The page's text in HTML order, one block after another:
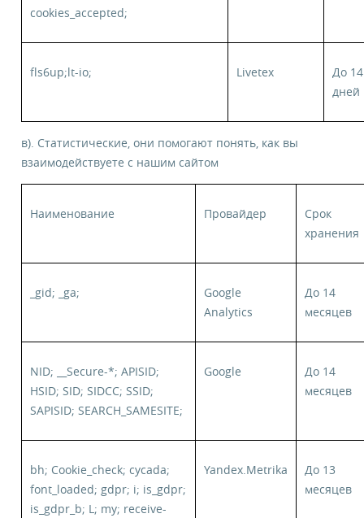
cookies_accepted;
fls6up;lt-io; Livetex
До 14
дней
в). Статистические, они помогают понять, как вы
взаимодействуете с нашим сайтом
Наименование Провайдер
Срок
хранения
_gid; _ga;
Google
Analytics
До 14
месяцев
NID; __Secure-*; APISID;
HSID; SID; SIDCC; SSID;
SAPISID; SEARCH_SAMESITE;
Google
До 14
месяцев
bh; Cookie_check; cycada;
font_loaded; gdpr; i; is_gdpr;
is_gdpr_b; L; my; receive-
Yandex.Metrika
До 13
месяцев